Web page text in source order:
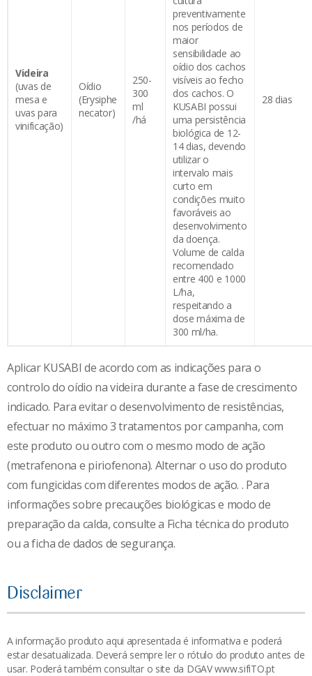
Videira
(uvas de
mesa e
uvas para
vinificação)
Oídio
(Erysiphe
necator)
250-
300
ml
/há
preventivamente
nos períodos de
maior
sensibilidade ao
oídio dos cachos
visíveis ao fecho
dos cachos. O
KUSABI possui
uma persistência
biológica de 12-
14 dias, devendo
utilizar o
intervalo mais
curto em
condições muito
favoráveis ao
desenvolvimento
da doença.
Volume de calda
recomendado
entre 400 e 1000
L/ha,
respeitando a
dose máxima de
300 ml/ha.
28 dias
Aplicar KUSABI de acordo com as indicações para o
controlo do oídio na videira durante a fase de crescimento
indicado. Para evitar o desenvolvimento de resistências,
efectuar no máximo 3 tratamentos por campanha, com
este produto ou outro com o mesmo modo de ação
(metrafenona e piriofenona). Alternar o uso do produto
com fungicidas com diferentes modos de ação. . Para
informações sobre precauções biológicas e modo de
preparação da calda, consulte a Ficha técnica do produto
ou a ficha de dados de segurança.
Disclaimer
A informação produto aqui apresentada é informativa e poderá
estar desatualizada. Deverá sempre ler o rótulo do produto antes de
usar. Poderá também consultar o site da DGAV www.sifiTO.pt